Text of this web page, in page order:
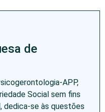
de
APP,
Social sem fins
dedica-se às questões